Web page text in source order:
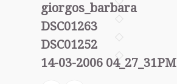
giorgos_barbara
DSC01263
DSC01252
14-03-2006 04_27_31PM